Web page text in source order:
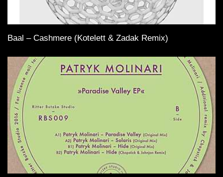
Baal – Cashmere (Kotelett & Zadak Remix)